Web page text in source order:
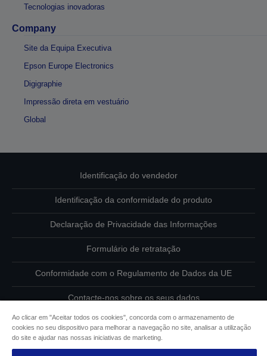
Tecnologias inovadoras
Company
Site da Equipa Executiva
Epson Europe Electronics
Digigraphie
Impressão direta em vestuário
Global
Identificação do vendedor
Identificação da conformidade do produto
Declaração de Privacidade das Informações
Formulário de retratação
Conformidade com o Regulamento de Dados da UE
Contacte-nos sobre os seus dados
Informações sobre cookies
Ao clicar em "Aceitar todos os cookies", concorda com o armazenamento de
cookies no seu dispositivo para melhorar a navegação no site, analisar a utilização
do site e ajudar nas nossas iniciativas de marketing.